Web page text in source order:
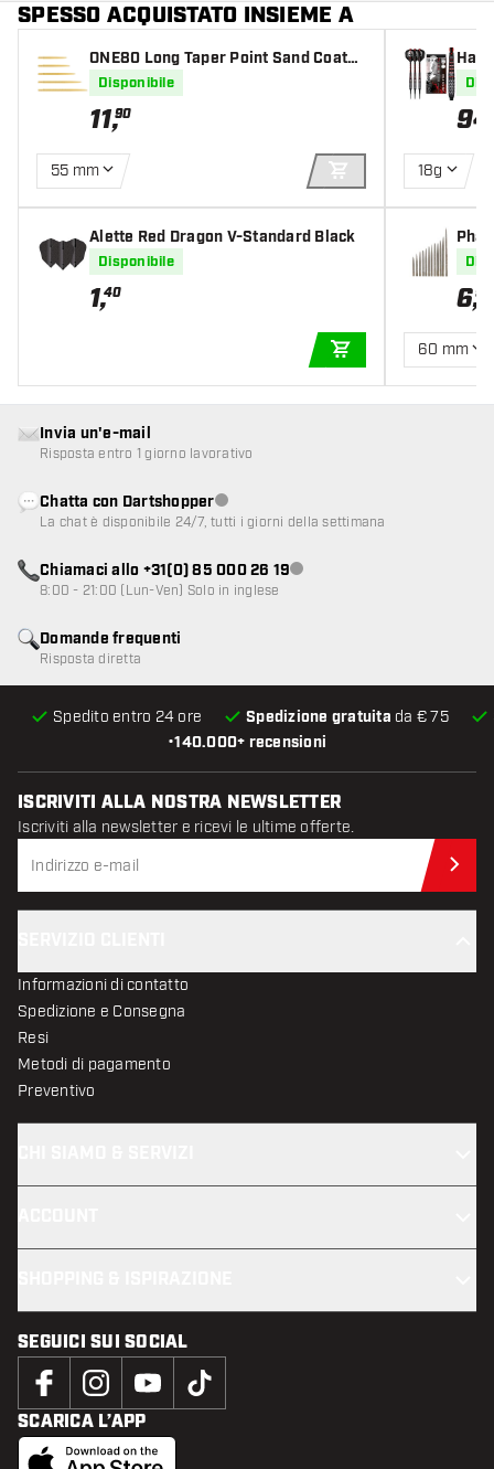
SPESSO ACQUISTATO INSIEME A
ONE80 Long Taper Point Sand Coated
Gold
Disponibile
11,90
55 mm
AGGIUNGI AL
Alette Red Dragon V-Standard Black
Disponibile
1,40
AGGIUNGI AL
te
94
18g
er
6,95
60 mm
•140.000+ recensioni
Spedito entro 24 ore Spedizione gratuita da € 75
Domande frequenti
Risposta diretta
Invia un'e-mail
Risposta entro 1 giorno lavorativo
Chatta con DartshopperServizio clienti non disponibile
La chat è disponibile 24/7, tutti i giorni della settimana
Chiamaci allo +31(0) 85 000 26 19Servizio clienti non disponibile
8:00 - 21:00 (Lun-Ven) Solo in inglese
ISCRIVITI ALLA NOSTRA NEWSLETTER
Iscriviti alla newsletter e ricevi le ultime offerte.
Informazioni di contatto
Spedizione e Consegna
Resi
Metodi di pagamento
Preventivo
SEGUICI SUI SOCIAL
SCARICA L’APP